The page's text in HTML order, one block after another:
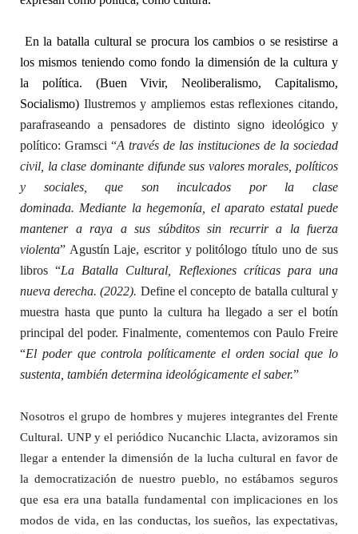
En la batalla cultural se procura los cambios o se resistirse a
los mismos teniendo como fondo la dimensión de la cultura y
la política. (Buen Vivir, Neoliberalismo, Capitalismo,
Socialismo) Ilustremos y ampliemos estas reflexiones citando,
parafraseando a pensadores de distinto signo ideológico y
político: Gramsci “A través de las instituciones de la sociedad
civil, la clase dominante difunde sus valores morales, políticos
y sociales, que son inculcados por la clase
dominada. Mediante la hegemonía, el aparato estatal puede
mantener a raya a sus súbditos sin recurrir a la fuerza
violenta” Agustín Laje, escritor y politólogo título uno de sus
libros “La Batalla Cultural, Reflexiones críticas para una
nueva derecha. (2022). Define el concepto de batalla cultural y
muestra hasta que punto la cultura ha llegado a ser el botín
principal del poder. Finalmente, comentemos con Paulo Freire
“El poder que controla políticamente el orden social que lo
sustenta, también determina ideológicamente el saber.”
Nosotros el grupo de hombres y mujeres integrantes del Frente
Cultural. UNP y el periódico Nucanchic Llacta, avizoramos sin
llegar a entender la dimensión de la lucha cultural en favor de
la democratización de nuestro pueblo, no estábamos seguros
que esa era una batalla fundamental con implicaciones en los
modos de vida, en las conductas, los sueños, las expectativas,